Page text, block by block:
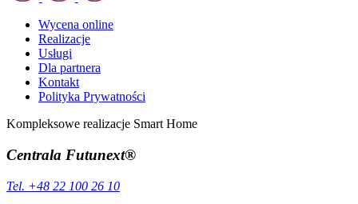
Wycena online
Realizacje
Usługi
Dla partnera
Kontakt
Polityka Prywatności
Kompleksowe realizacje Smart Home
Centrala Futunext®
Tel. +48 22 100 26 10